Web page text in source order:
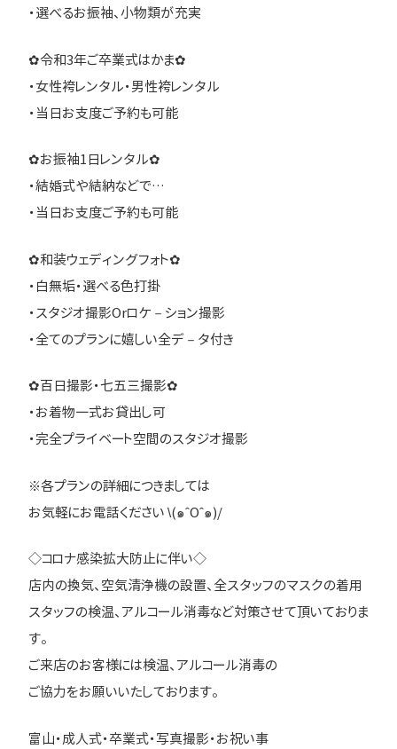
・選べるお振袖、小物類が充実
✿令和3年ご卒業式はかま✿
・女性袴レンタル・男性袴レンタル
・当日お支度ご予約も可能
✿お振袖1日レンタル✿
・結婚式や結納などで…
・当日お支度ご予約も可能
✿和装ウェディングフォト✿
・白無垢・選べる色打掛
・スタジオ撮影Orロケ－ション撮影
・全てのプランに嬉しい全デ－タ付き
✿百日撮影・七五三撮影✿
・お着物一式お貸出し可
・完全プライベート空間のスタジオ撮影
※各プランの詳細につきましては
お気軽にお電話ください \(๑ˆOˆ๑)/
◇コロナ感染拡大防止に伴い◇
店内の換気、空気清浄機の設置、全スタッフのマスクの着用
スタッフの検温、アルコール消毒など対策させて頂いておりま
す。
ご来店のお客様には検温、アルコール消毒の
ご協力をお願いいたしております。
富山・成人式・卒業式・写真撮影・お祝い事